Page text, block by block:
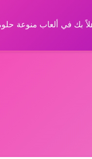
بك في ألعاب منوعة